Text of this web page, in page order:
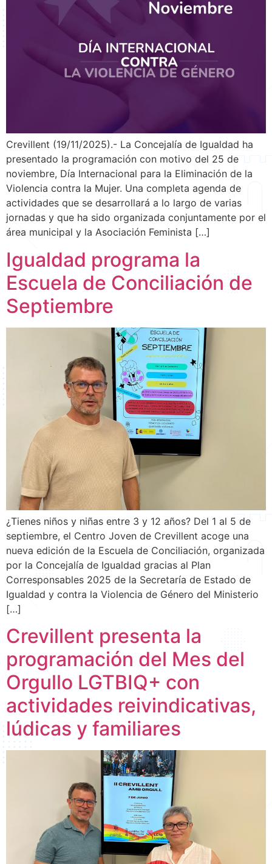
Crevillent (19/11/2025).- La Concejalía de Igualdad ha
presentado la programación con motivo del 25 de
noviembre, Día Internacional para la Eliminación de la
Violencia contra la Mujer. Una completa agenda de
actividades que se desarrollará a lo largo de varias
jornadas y que ha sido organizada conjuntamente por el
área municipal y la Asociación Feminista […]
Igualdad programa la
Escuela de Conciliación de
Septiembre
¿Tienes niños y niñas entre 3 y 12 años? Del 1 al 5 de
septiembre, el Centro Joven de Crevillent acoge una
nueva edición de la Escuela de Conciliación, organizada
por la Concejalía de Igualdad gracias al Plan
Corresponsables 2025 de la Secretaría de Estado de
Igualdad y contra la Violencia de Género del Ministerio
[…]
Crevillent presenta la
programación del Mes del
Orgullo LGTBIQ+ con
actividades reivindicativas,
lúdicas y familiares